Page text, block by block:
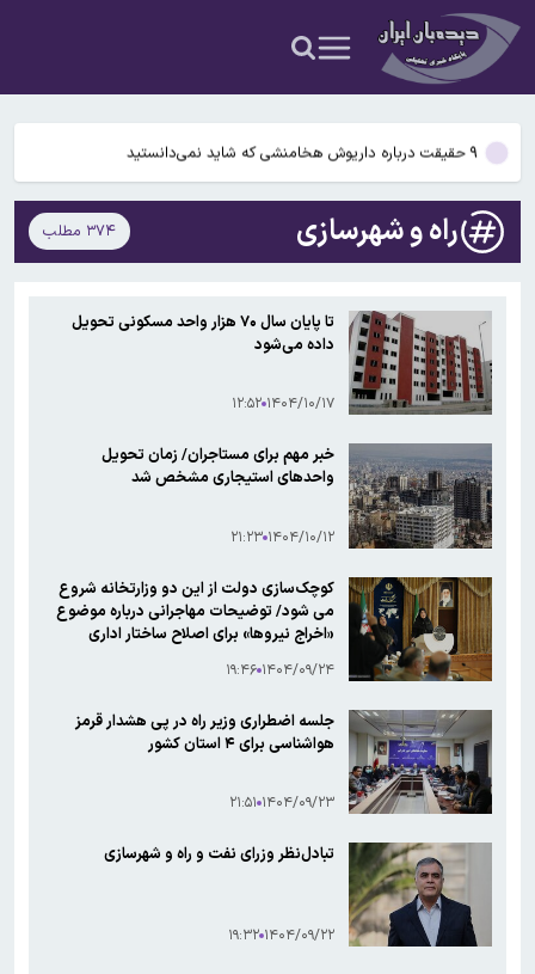
شدن مغز انسان کمک کردند؟
آمریکا ۵ فرد و ۱۳ شرکت و صرافی را تحریم کرد+اسامی
آمریکا آبان تتر را تحریم کرد؛ یک صرافی ایرانی دیگر در فهرست تحریم‌های
رمزارزی ایالات متحده قرار گرفت
۹ حقیقت درباره داریوش هخامنشی که شاید نمی‌دانستید
بیفوما در پرسپولیس ماندنی شد
سوختی فراموش‌شده در مسیر تکامل مغز؛ آیا میوه و عسل به بزرگ‌تر
آمریکا ۵ فرد و ۱۳ شرکت و صرافی را تحریم کرد+اسامی
آمریکا آبان تتر را تحریم کرد؛ یک صرافی ایرانی دیگر در فهرست تحریم‌های
رمزارزی ایالات متحده قرار گرفت
…
راه و شهرسازی ۳۷۴ مطلب
تا پایان سال ۷۰ هزار واحد مسکونی تحویل
داده می‌شود
۱۴۰۴/۱۰/۱۷ ۱۲:۵۲
خبر مهم برای مستاجران/ زمان تحویل
واحدهای استیجاری مشخص شد
۱۴۰۴/۱۰/۱۲ ۲۱:۲۳
کوچک‌سازی دولت از این دو وزارتخانه شروع
می شود/ توضیحات مهاجرانی درباره موضوع
«اخراج نیروها» برای اصلاح ساختار اداری
۱۴۰۴/۰۹/۲۴ ۱۹:۴۶
جلسه اضطراری وزیر راه در پی هشدار قرمز
هواشناسی برای ۴ استان کشور
۱۴۰۴/۰۹/۲۳ ۲۱:۵۱
تبادل‌نظر وزرای نفت و راه و شهرسازی
۱۴۰۴/۰۹/۲۲ ۱۹:۳۲